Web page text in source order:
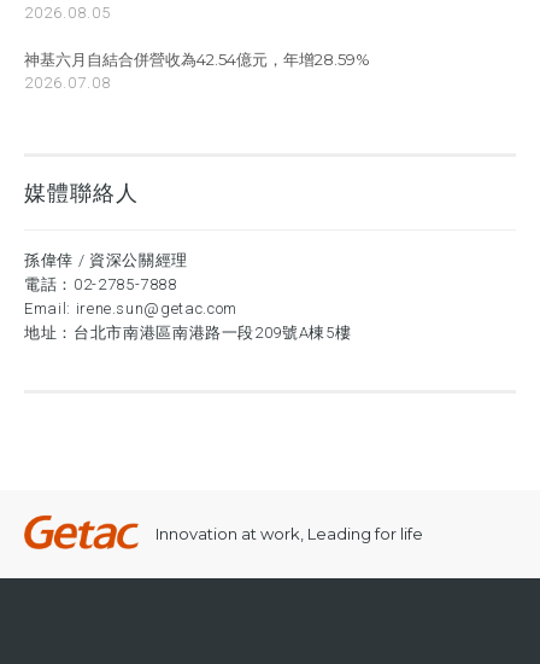
2026.08.05
神基六月自結合併營收為42.54億元，年增28.59%
2026.07.08
媒體聯絡人
孫偉倖 / 資深公關經理
電話： 02-2785-7888
Email: irene.sun@getac.com
地址：台北市南港區南港路一段209號A棟5樓
Innovation at work, Leading for life